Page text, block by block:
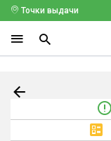
Точки выдачи